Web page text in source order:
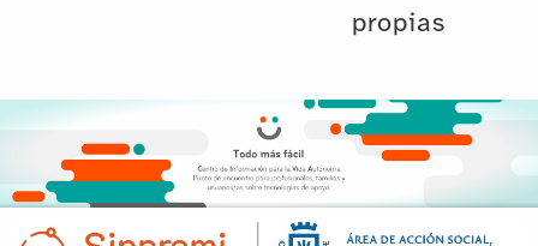
propias